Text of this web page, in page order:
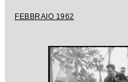
FEBBRAIO 1962